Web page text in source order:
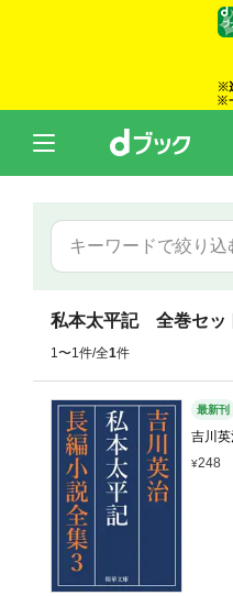
私本太平記 全巻セッ
1〜1件/全1件
最新刊
吉川
248